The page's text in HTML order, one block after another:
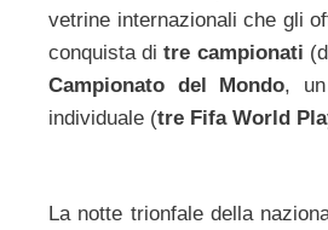
vetrine internazionali che gli
conquista ditre campionati
Campionato del Mondo,
individuale (tre Fifa World
La notte trionfale della